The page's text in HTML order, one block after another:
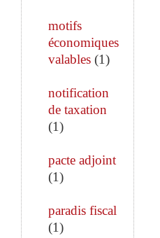
motifs
économiques
valables (1)
notification
de taxation
(1)
pacte adjoint
(1)
paradis fiscal
(1)